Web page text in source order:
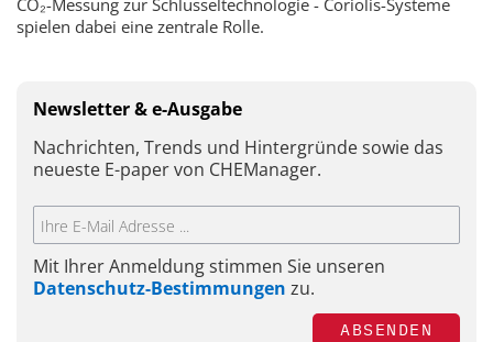
CO₂-Messung zur Schlüsseltechnologie - Coriolis-Systeme
spielen dabei eine zentrale Rolle.
Newsletter & e-Ausgabe
Nachrichten, Trends und Hintergründe sowie das
neueste E-paper von CHEManager.
Mit Ihrer Anmeldung stimmen Sie unseren
Datenschutz-Bestimmungen zu.
ABSENDEN